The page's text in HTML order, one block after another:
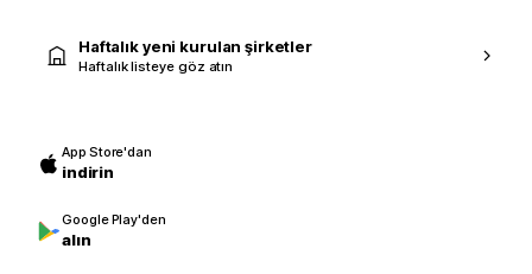
Haftalık yeni kurulan şirketler
Haftalık listeye göz atın
App Store'dan
indirin
Google Play'den
alın